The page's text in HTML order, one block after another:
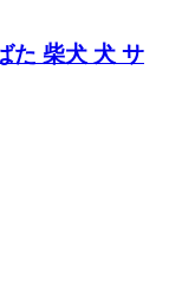
た 柴犬 犬 サ